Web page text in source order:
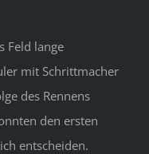
Feld lange
mit Schrittmacher
des Rennens
den ersten
entscheiden.